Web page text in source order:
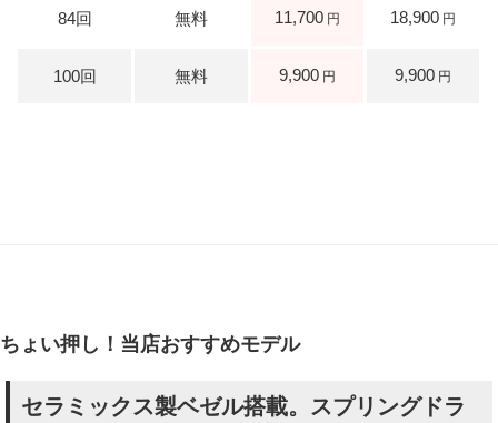
11,700 18,900
9,900 9,900
ちょい押し！当店おすすめモデル
セラミックス製ベゼル搭載。スプリングドラ